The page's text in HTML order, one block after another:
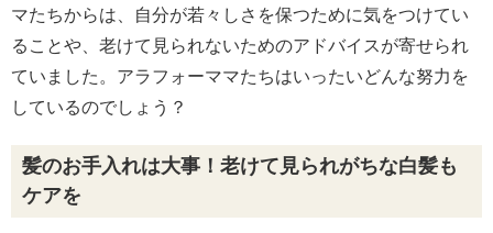
マたちからは、自分が若々しさを保つために気をつけてい
ることや、老けて見られないためのアドバイスが寄せられ
ていました。アラフォーママたちはいったいどんな努力を
しているのでしょう？
髪のお手入れは大事！老けて見られがちな白髪も
ケアを